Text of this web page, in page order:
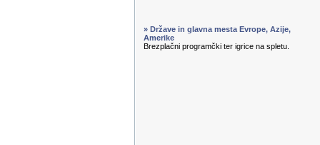
» Države in glavna mesta Evrope, Azije,
Amerike
Brezplačni programčki ter igrice na spletu.